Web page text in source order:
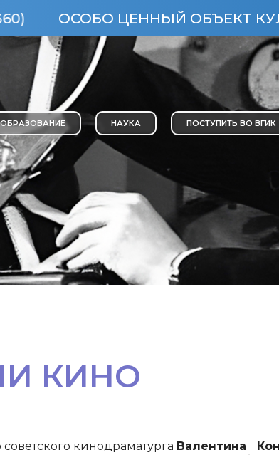
ЦЕННЫЙ ОБЪЕКТ
ОБРАЗОВАНИЕ НАУКА ПОСТУПИТЬ ВО ВГИК
КИНО
кинодраматурга Валентина